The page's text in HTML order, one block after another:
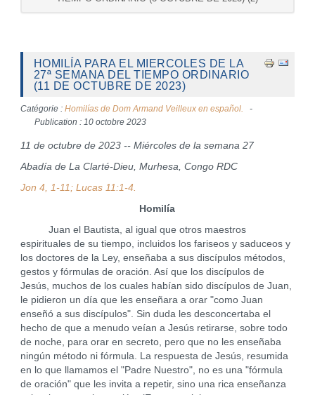
HOMILÍA PARA EL MIERCOLES DE LA
27ª SEMANA DEL TIEMPO ORDINARIO
(11 DE OCTUBRE DE 2023)
Catégorie : Homilías de Dom Armand Veilleux en español.
Publication : 10 octobre 2023
11 de octubre de 2023 -- Miércoles de la semana 27
Abadía de La Clarté-Dieu, Murhesa, Congo RDC
Jon 4, 1-11; Lucas 11:1-4.
Homilía
Juan el Bautista, al igual que otros maestros
espirituales de su tiempo, incluidos los fariseos y saduceos y
los doctores de la Ley, enseñaba a sus discípulos métodos,
gestos y fórmulas de oración. Así que los discípulos de
Jesús, muchos de los cuales habían sido discípulos de Juan,
le pidieron un día que les enseñara a orar "como Juan
enseñó a sus discípulos". Sin duda les desconcertaba el
hecho de que a menudo veían a Jesús retirarse, sobre todo
de noche, para orar en secreto, pero que no les enseñaba
ningún método ni fórmula. La respuesta de Jesús, resumida
en lo que llamamos el "Padre Nuestro", no es una "fórmula
de oración" que les invita a repetir, sino una rica enseñanza